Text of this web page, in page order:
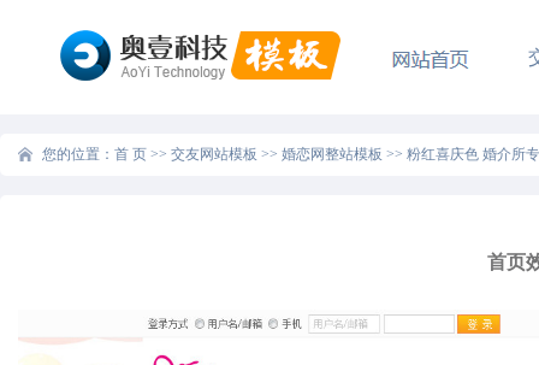
您的位置： 首 页 >> 交友网站模板 >> 婚恋网整站模板 >> 粉红喜庆色 婚介所
首页